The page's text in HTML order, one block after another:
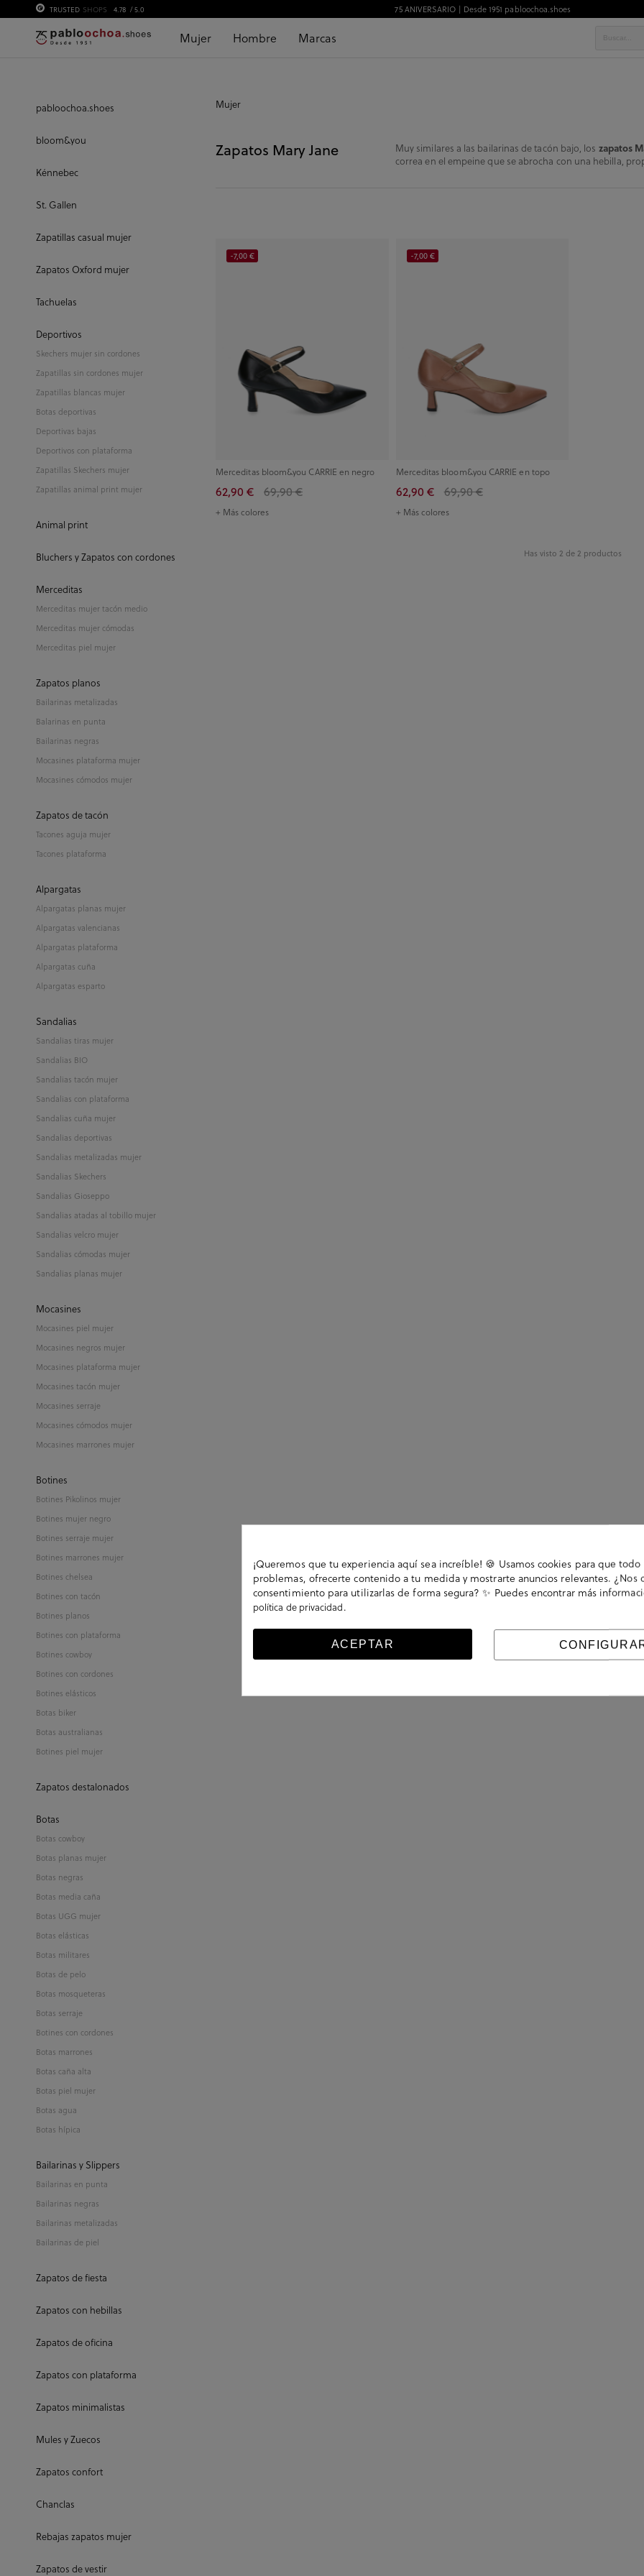
TRUSTED SHOPS 4.78 / 5.0 75 ANIVERSARIO | Desde 1951 pabloochoa.shoes
Mujer Hombre Marcas
pabloochoa.shoes
bloom&you
Kénnebec
St. Gallen
Zapatillas casual mujer
Zapatos Oxford mujer
Tachuelas
Deportivos
Skechers mujer sin cordones
Zapatillas sin cordones mujer
Zapatillas blancas mujer
Botas deportivas
Deportivas bajas
Deportivos con plataforma
Zapatillas Skechers mujer
Zapatillas animal print mujer
Animal print
Bluchers y Zapatos con cordones
Merceditas
Merceditas mujer tacón medio
Merceditas mujer cómodas
Merceditas piel mujer
Zapatos planos
Bailarinas metalizadas
Balarinas en punta
Bailarinas negras
Mocasines plataforma mujer
Mocasines cómodos mujer
Zapatos de tacón
Tacones aguja mujer
Tacones plataforma
Alpargatas
Alpargatas planas mujer
Alpargatas valencianas
Alpargatas plataforma
Alpargatas cuña
Alpargatas esparto
Sandalias
Sandalias tiras mujer
Sandalias BIO
Sandalias tacón mujer
Sandalias con plataforma
Sandalias cuña mujer
Sandalias deportivas
Sandalias metalizadas mujer
Sandalias Skechers
Sandalias Gioseppo
Sandalias atadas al tobillo mujer
Sandalias velcro mujer
Sandalias cómodas mujer
Sandalias planas mujer
Mocasines
Mocasines piel mujer
Mocasines negros mujer
Mocasines plataforma mujer
Mocasines tacón mujer
Mocasines serraje
Mocasines cómodos mujer
Mocasines marrones mujer
Botines
Botines Pikolinos mujer
Botines mujer negro
Botines serraje mujer
Botines marrones mujer
Botines chelsea
Botines con tacón
Botines planos
Botines con plataforma
Botines cowboy
Botines con cordones
Botines elásticos
Botas biker
Botas australianas
Botines piel mujer
Zapatos destalonados
Botas
Botas cowboy
Botas planas mujer
Botas negras
Botas media caña
Botas UGG mujer
Botas elásticas
Botas militares
Botas de pelo
Botas mosqueteras
Botas serraje
Botines con cordones
Botas marrones
Botas caña alta
Botas piel mujer
Botas agua
Botas hípica
Bailarinas y Slippers
Bailarinas en punta
Bailarinas negras
Bailarinas metalizadas
Bailarinas de piel
Zapatos de fiesta
Zapatos con hebillas
Zapatos de oficina
Zapatos con plataforma
Zapatos minimalistas
Mules y Zuecos
Zapatos confort
Chanclas
Rebajas zapatos mujer
Zapatos de vestir
Mujer
Zapatos Mary Jane Muy similares a las bailarinas de tacón bajo, los zapatos
correa en el empeine que se abrocha con una hebilla,
Merceditas bloom&you CARRIE en negro
62,90 € 69,90 €
+ Más colores
-7,00 €
Merceditas bloom&you CARRIE en topo
62,90 € 69,90 €
+ Más colores
-7,00 €
Has visto 2 de 2 productos
¡Queremos que tu experiencia aquí sea increíble! 🍪 Usamos cookies para que
problemas, ofrecerte contenido a tu medida y mostrarte anuncios relevantes. ¿Nos
consentimiento para utilizarlas de forma segura? ✨ Puedes encontrar más
política de privacidad.
ACEPTAR